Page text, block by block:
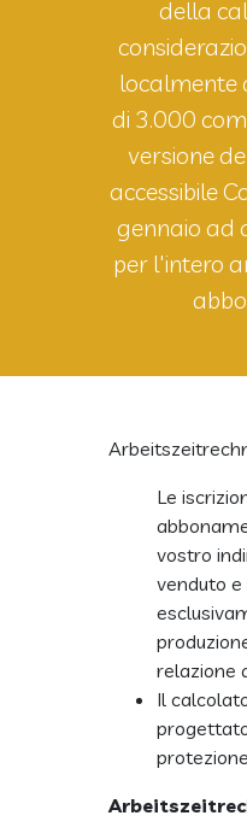
della
localmente
di 3.000
versione
accessibile
gennaio ad
per l'intero
Le
vostro
venduto
relazione
Il